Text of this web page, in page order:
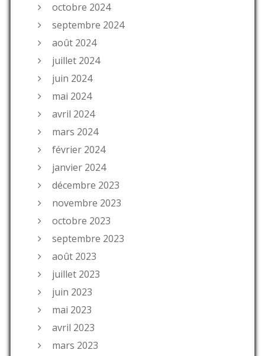
octobre 2024
septembre 2024
août 2024
juillet 2024
juin 2024
mai 2024
avril 2024
mars 2024
février 2024
janvier 2024
décembre 2023
novembre 2023
octobre 2023
septembre 2023
août 2023
juillet 2023
juin 2023
mai 2023
avril 2023
mars 2023